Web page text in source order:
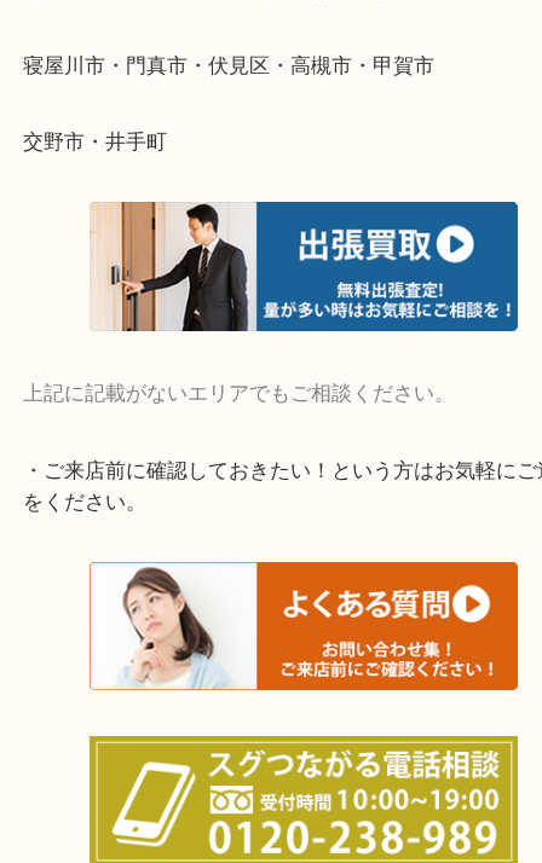
整理したいけど値段がつくかわからない…
当店ではそういったお困りの方からのご依頼も大歓
そんなときはお気軽にご相談ください。
・よく伺う出張買取エリア
宇治市・京田辺市・和束町・城陽市・枚方市
寝屋川市・門真市・伏見区・高槻市・甲賀市
交野市・井手町
上記に記載がないエリアでもご相談ください。